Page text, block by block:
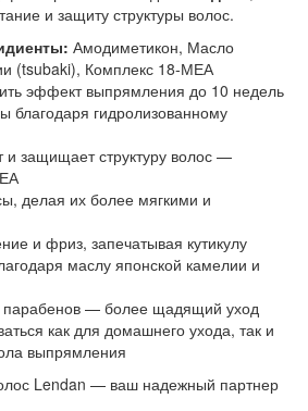
и защиту структуры волос.
Амодиметикон, Масло
(tsubaki), Комплекс 18‑МЕА
эффект выпрямления до 10 недель
благодаря гидролизованному
и защищает структуру волос —
делая их более мягкими и
и фриз, запечатывая кутикулу
маслу японской камелии и
парабенов — более щадящий уход
как для домашнего ухода, так и
выпрямления
Lendan — ваш надежный партнер